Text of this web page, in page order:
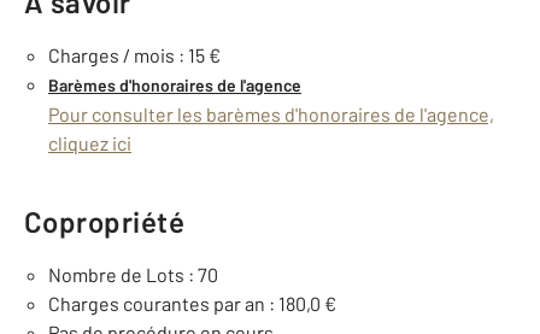
Charges / mois : 15 €
Barèmes d'honoraires de l'agence
Pour consulter les barèmes d'honoraires de l'agence,
cliquez ici
Copropriété
Nombre de Lots : 70
Charges courantes par an : 180,0 €